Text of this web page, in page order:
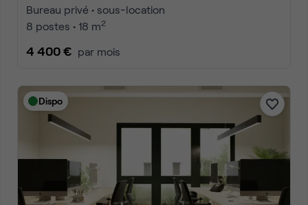
Bureau privé • sous-location
8 postes • 18 m2
4 400 € par mois
Dispo